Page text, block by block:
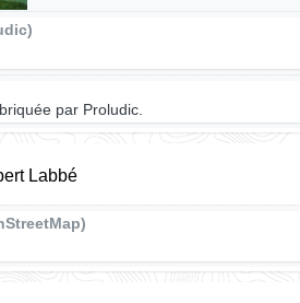
par Proludic.
Labbé